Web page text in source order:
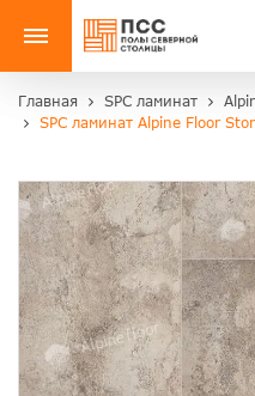
Главная SPC ламинат
SPC ламинат Alpine Floor